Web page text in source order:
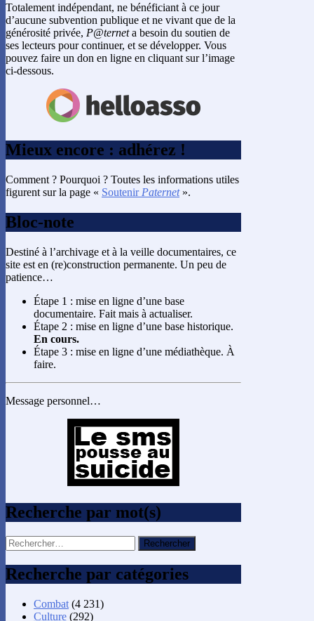
Totalement indépendant, ne bénéficiant à ce jour
d’aucune subvention publique et ne vivant que de la
générosité privée, P@terneta besoin du soutien de
ses lecteurs pour continuer, et se développer. Vous
pouvez faire un don en ligne en cliquant sur l’image
ci-dessous.
Mieux encore : adhérez !
Comment ? Pourquoi ? Toutes les informations utiles
figurent sur la page « Soutenir Paternet».
Bloc-note
Destiné à l’archivage et à la veille documentaires, ce
site est en (re)construction permanente. Un peu de
patience…
Étape 1 : mise en ligne d’une base
documentaire. Fait mais à actualiser.
Étape 2 : mise en ligne d’une base historique.
En cours.
Étape 3 : mise en ligne d’une médiathèque. À
faire.
Message personnel…
Recherche par mot(s)
Rechercher :
Recherche par catégories
Combat (4 231)
Culture (292)